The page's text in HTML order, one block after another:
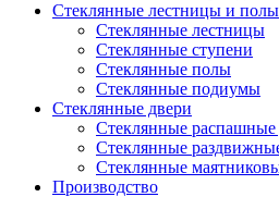
Стеклянные лестницы и полы
Стеклянные лестницы
Стеклянные ступени
Стеклянные полы
Стеклянные подиумы
Стеклянные двери
Стеклянные распашные
Стеклянные
Стеклянные
Производство